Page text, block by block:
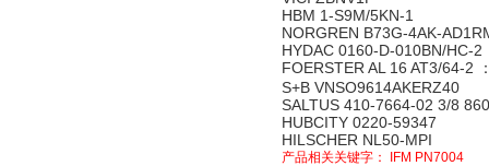
HBM 1-S9M/5KN-1
NORGREN B73G-4AK-
HYDAC 0160-D-010BN/HC-2
FOERSTER AL 16 AT3/64-2
S+B VNSO9614AKERZ40
SALTUS 410-7664-02 3/8
HUBCITY 0220-59347
HILSCHER NL50-MPI
产品相关关键字：
IFM PN7004